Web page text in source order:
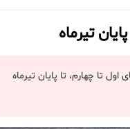
تیرماه
تا چهارم، تا پایان تیرماه